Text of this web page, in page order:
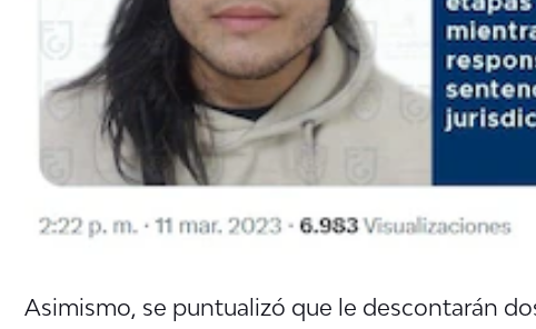
Asimismo, se puntualizó que le descontarán